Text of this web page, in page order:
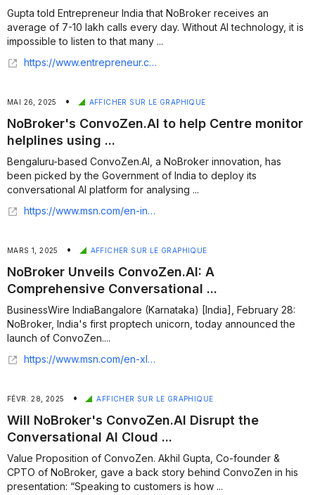
Gupta told Entrepreneur India that NoBroker receives an
average of 7-10 lakh calls every day. Without AI technology, it is
impossible to listen to that many ...
https://www.entrepreneur.com/en-in/news-and-trends/nobrokers-conversational-ai-cloud-bets-on-rapid-ai/496609
MAI 26, 2025 • AFFICHER SUR LE GRAPHIQUE
NoBroker's ConvoZen.AI to help Centre monitor
helplines using ...
Bengaluru-based ConvoZen.AI, a NoBroker innovation, has
been picked by the Government of India to deploy its
conversational AI platform for analysing ...
https://www.msn.com/en-in/money/topstories/nobrokers-convozenai-to-help-centre-monitor-helplines-using-conversational-ai/ar-AA1F71NE
MARS 1, 2025 • AFFICHER SUR LE GRAPHIQUE
NoBroker Unveils ConvoZen.AI: A
Comprehensive Conversational ...
BusinessWire IndiaBangalore (Karnataka) [India], February 28:
NoBroker, India's first proptech unicorn, today announced the
launch of ConvoZen....
https://www.msn.com/en-xl/news/other/nobroker-unveils-convozen-ai-a-comprehensive-conversational-ai-cloud-for-the-agentic-era/ar-AA1zXFNl
FÉVR. 28, 2025 • AFFICHER SUR LE GRAPHIQUE
Will NoBroker's ConvoZen.AI Disrupt the
Conversational AI Cloud ...
Value Proposition of ConvoZen. Akhil Gupta, Co-founder &
CPTO of NoBroker, gave a back story behind ConvoZen in his
presentation: “Speaking to customers is how ...